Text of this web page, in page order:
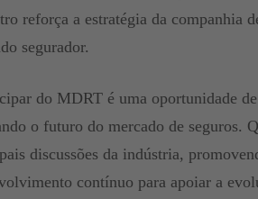
reforça a estratégia da companhia
segurador.
do MDRT é uma oportunidade
o futuro do mercado de seguros.
discussões da indústria,
contínuo para apoiar a